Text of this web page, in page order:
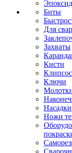
Биты
Для
Захваты
Кисти
Ключи
Насадки
Ножи